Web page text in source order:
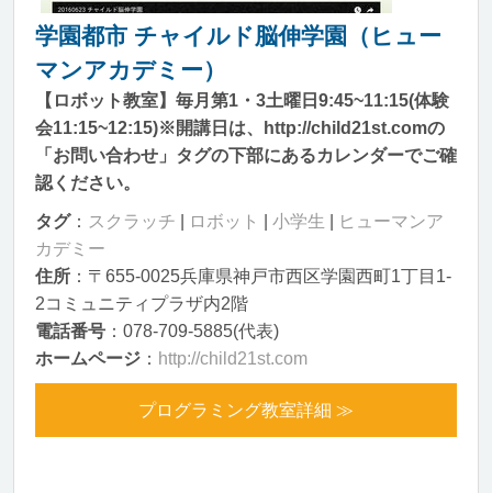
学園都市 チャイルド脳伸学園（ヒュー
マンアカデミー）
【ロボット教室】毎月第1・3土曜日9:45~11:15(体験
会11:15~12:15)※開講日は、http://child21st.comの
「お問い合わせ」タグの下部にあるカレンダーでご確
認ください。
タグ： スクラッチ ロボット 小学生
ヒューマンア
カデミー
住所 ：〒655-0025兵庫県神戸市西区学園西町1丁目1-
2コミュニティプラザ内2階
電話番号 ：078-709-5885(代表)
ホームページ ： http://child21st.com
プログラミング教室詳細 ≫